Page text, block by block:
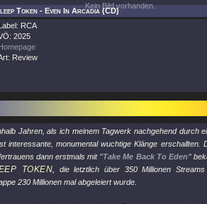
Kein Bild vorhanden.
Token - Even In Arcadia (CD)
RCA
2025
Review
Jahren, als ich meinem Tagwerk nachgehend durch
interessante, monumental wuchtige Klänge erschallten.
dann erstmals mit "Take Me Back To Eden"
TOKEN , die letztlich über 350 Millionen
230 Millionen mal abgeleiert wurde.